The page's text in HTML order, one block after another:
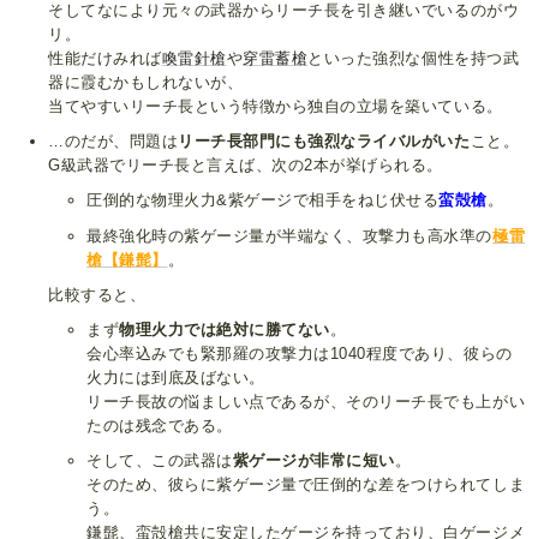
そしてなにより元々の武器からリーチ長を引き継いでいるのがウ
リ。
性能だけみれば喚雷針槍や穿雷蓄槍 といった強烈な個性を持つ武
器に霞むかもしれないが、
当てやすいリーチ長という特徴から独自の立場を築いている。
…のだが、問題は リーチ長部門にも強烈なライバルがいた こと。
G級武器でリーチ長と言えば、次の2本が挙げられる。
圧倒的な物理火力&紫ゲージで相手をねじ伏せる蛮殻槍。
最終強化時の紫ゲージ量が半端なく、攻撃力も高水準の極雷
槍【鎌髭】
。
比較すると、
まず物理火力では絶対に勝てない 。
会心率込みでも緊那羅の攻撃力は1040程度であり、彼らの
火力には到底及ばない。
リーチ長故の悩ましい点であるが、そのリーチ長でも上がい
たのは残念である。
そして、この武器は紫ゲージが非常に短い 。
そのため、彼らに紫ゲージ量で圧倒的な差をつけられてしま
う。
鎌髭、蛮殻槍共に安定したゲージを持っており、白ゲージメ